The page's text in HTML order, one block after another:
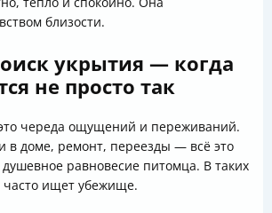
близости.
укрытия — когда
не просто так
череда ощущений и переживаний.
доме, ремонт, переезды — всё это
равновесие питомца. В таких
часто ищет убежище.